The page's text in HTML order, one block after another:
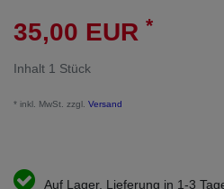
35,00 EUR *
Inhalt 1 Stück
* inkl. MwSt. zzgl. Versand
Auf Lager, Lieferung in 1-3